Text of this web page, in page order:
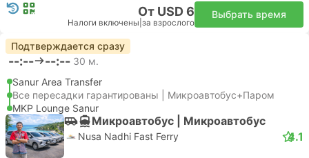
От USD 6
Налоги включены за взрослого
Выбрать время
Подтверждается сразу
--:-- --:-- 30 м.
Sanur Area Transfer
Все пересадки гарантированы | Микроавтобус+Паром
MKP Lounge Sanur
Микроавтобус | Микроавтобус
Nusa Nadhi Fast Ferry 4.1